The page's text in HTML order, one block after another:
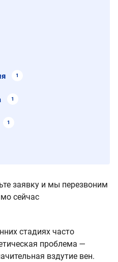
стадиях часто
проблема —
вздутие вен.
1
1
1
заявку и мы перезвоним
сейчас